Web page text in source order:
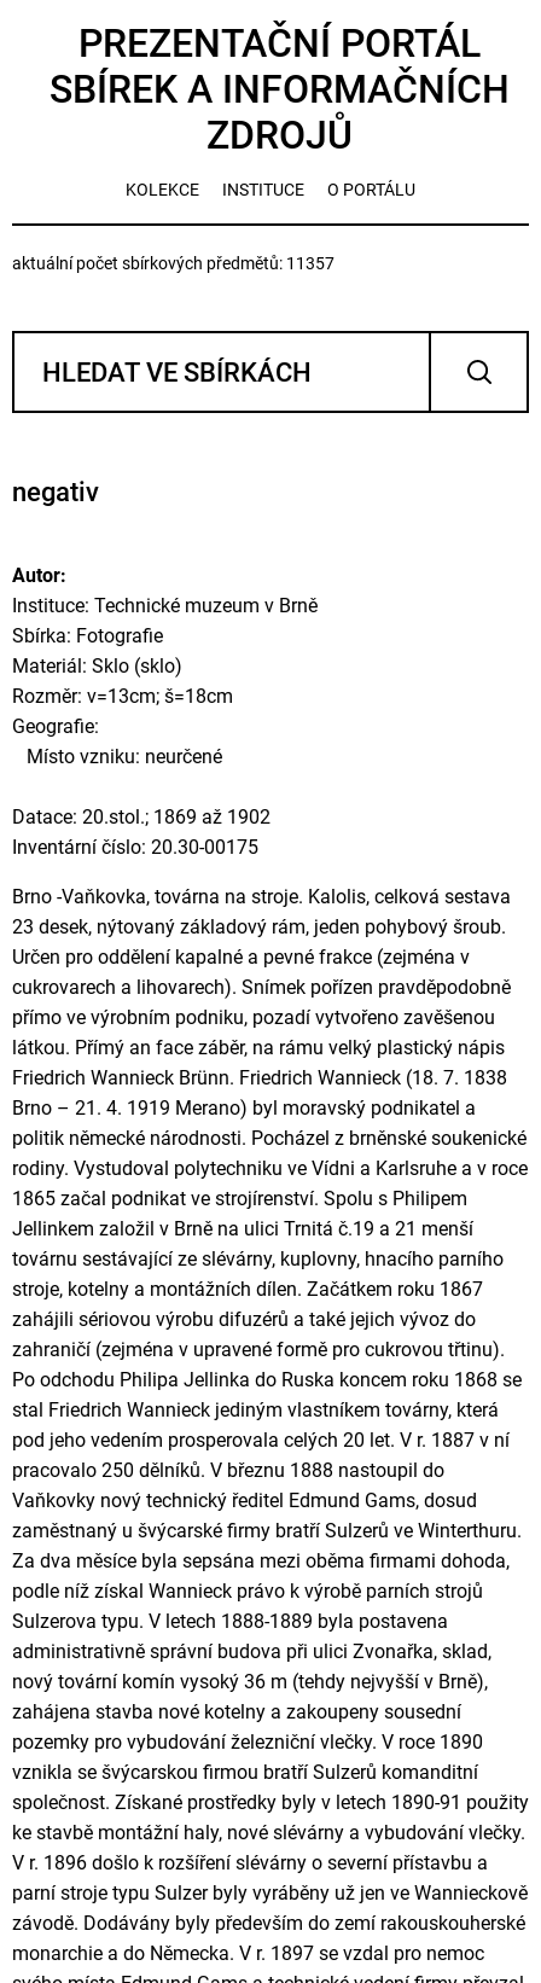
PREZENTAČNÍ PORTÁL
SBÍREK A INFORMAČNÍCH
ZDROJŮ
KOLEKCE INSTITUCE O PORTÁLU
aktuální počet sbírkových předmětů: 11357
negativ
Autor:
Instituce: Technické muzeum v Brně
Sbírka: Fotografie
Materiál: Sklo (sklo)
Rozměr: v=13cm; š=18cm
Geografie:
Místo vzniku: neurčené
Datace: 20.stol.; 1869 až 1902
Inventární číslo: 20.30-00175
Brno -Vaňkovka, továrna na stroje. Kalolis, celková sestava
23 desek, nýtovaný základový rám, jeden pohybový šroub.
Určen pro oddělení kapalné a pevné frakce (zejména v
cukrovarech a lihovarech). Snímek pořízen pravděpodobně
přímo ve výrobním podniku, pozadí vytvořeno zavěšenou
látkou. Přímý an face záběr, na rámu velký plastický nápis
Friedrich Wannieck Brünn. Friedrich Wannieck (18. 7. 1838
Brno – 21. 4. 1919 Merano) byl moravský podnikatel a
politik německé národnosti. Pocházel z brněnské soukenické
rodiny. Vystudoval polytechniku ve Vídni a Karlsruhe a v roce
1865 začal podnikat ve strojírenství. Spolu s Philipem
Jellinkem založil v Brně na ulici Trnitá č.19 a 21 menší
továrnu sestávající ze slévárny, kuplovny, hnacího parního
stroje, kotelny a montážních dílen. Začátkem roku 1867
zahájili sériovou výrobu difuzérů a také jejich vývoz do
zahraničí (zejména v upravené formě pro cukrovou třtinu).
Po odchodu Philipa Jellinka do Ruska koncem roku 1868 se
stal Friedrich Wannieck jediným vlastníkem továrny, která
pod jeho vedením prosperovala celých 20 let. V r. 1887 v ní
pracovalo 250 dělníků. V březnu 1888 nastoupil do
Vaňkovky nový technický ředitel Edmund Gams, dosud
zaměstnaný u švýcarské firmy bratří Sulzerů ve Winterthuru.
Za dva měsíce byla sepsána mezi oběma firmami dohoda,
podle níž získal Wannieck právo k výrobě parních strojů
Sulzerova typu. V letech 1888-1889 byla postavena
administrativně správní budova při ulici Zvonařka, sklad,
nový tovární komín vysoký 36 m (tehdy nejvyšší v Brně),
zahájena stavba nové kotelny a zakoupeny sousední
pozemky pro vybudování železniční vlečky. V roce 1890
vznikla se švýcarskou firmou bratří Sulzerů komanditní
společnost. Získané prostředky byly v letech 1890-91 použity
ke stavbě montážní haly, nové slévárny a vybudování vlečky.
V r. 1896 došlo k rozšíření slévárny o severní přístavbu a
parní stroje typu Sulzer byly vyráběny už jen ve Wannieckově
závodě. Dodávány byly především do zemí rakouskouherské
monarchie a do Německa. V r. 1897 se vzdal pro nemoc